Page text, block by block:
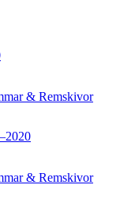
& Remskivor
& Remskivor